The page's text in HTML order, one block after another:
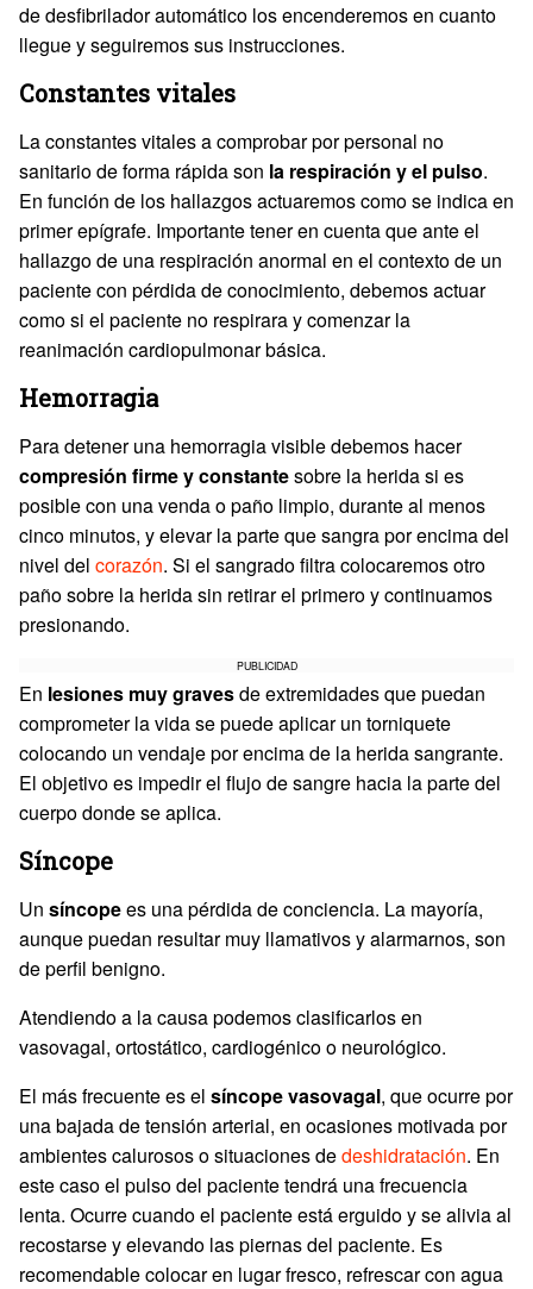
de desfibrilador automático los encenderemos en cuanto
llegue y seguiremos sus instrucciones.
Constantes vitales
La constantes vitales a comprobar por personal no
sanitario de forma rápida son la respiración y el pulso.
En función de los hallazgos actuaremos como se indica en
primer epígrafe. Importante tener en cuenta que ante el
hallazgo de una respiración anormal en el contexto de un
paciente con pérdida de conocimiento, debemos actuar
como si el paciente no respirara y comenzar la
reanimación cardiopulmonar básica.
Hemorragia
Para detener una hemorragia visible debemos hacer
compresión firme y constantesobre la herida si es
posible con una venda o paño limpio, durante al menos
cinco minutos, y elevar la parte que sangra por encima del
nivel del corazón. Si el sangrado filtra colocaremos otro
paño sobre la herida sin retirar el primero y continuamos
presionando.
PUBLICIDAD
En lesiones muy gravesde extremidades que puedan
comprometer la vida se puede aplicar un torniquete
colocando un vendaje por encima de la herida sangrante.
El objetivo es impedir el flujo de sangre hacia la parte del
cuerpo donde se aplica.
Síncope
Un síncopees una pérdida de conciencia. La mayoría,
aunque puedan resultar muy llamativos y alarmarnos, son
de perfil benigno.
Atendiendo a la causa podemos clasificarlos en
vasovagal, ortostático, cardiogénico o neurológico.
El más frecuente es el síncope vasovagal, que ocurre por
una bajada de tensión arterial, en ocasiones motivada por
ambientes calurosos o situaciones dedeshidratación. En
este caso el pulso del paciente tendrá una frecuencia
lenta. Ocurre cuando el paciente está erguido y se alivia al
recostarse y elevando las piernas del paciente. Es
recomendable colocar en lugar fresco, refrescar con agua